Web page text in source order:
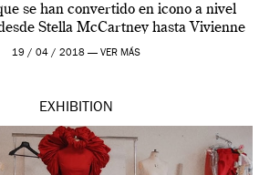
se han convertido en icono a nivel
Stella McCartney hasta Vivienne
Westwood pasando […]
19 / 04 / 2018 — VER MÁS
EXHIBITION